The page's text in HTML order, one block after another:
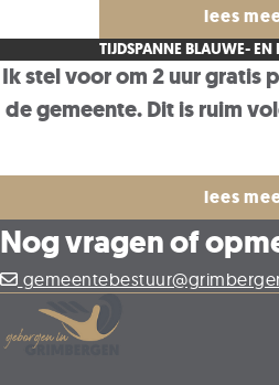
lees
TIJDSPANNE BLAUWE- EN
Ik stel voor om 2 uur gratis
de gemeente. Dit is ruim
die hun boodschappen
handelaars bezoeken.
maatregel ervoor dat
pendelaars (bijvoorbeeld
ontmoedigd, zonder
bewoners of
evenwichtige oplossing
lees
Nog vragen of